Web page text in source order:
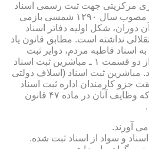
مركزیتی جهت ثبت رسمی اسناد
مراجعان، به قانون ثبت اسناد مصوب سال ۱۲۹۰ شمسی بازمی
دوران، شكل اولیه دفاتر اسناد
نداشته است. مطابق قانون یاد
اسناد قاطبه مردم، دوایر ثبت
اسناد به عنوان نهادی دولتی، از دو قسمت ۱ ـ مباشرین ثبت اسناد
مباشرین ثبت اسناد (اسلاف دولتی
جزو كارمندان اداره ثبت اسناد
واملاك محسوب می گردیدند كه وظایف آنان در ماده ۴۷ قانون
آورند.
و سواد از اسناد ثبت شده.